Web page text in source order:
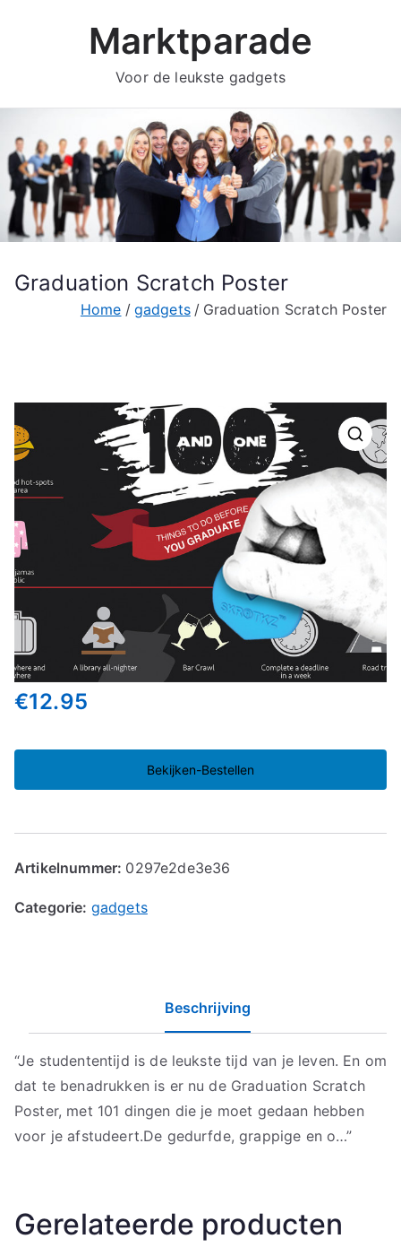
Marktparade
Voor de leukste gadgets
Graduation Scratch Poster
Home gadgets Graduation Scratch Poster
🔍
€12.95
Bekijken-Bestellen
Artikelnummer: 0297e2de3e36
Categorie: gadgets
Beschrijving
“Je studententijd is de leukste tijd van je leven. En om
dat te benadrukken is er nu de Graduation Scratch
Poster, met 101 dingen die je moet gedaan hebben
voor je afstudeert.De gedurfde, grappige en o…”
Gerelateerde producten